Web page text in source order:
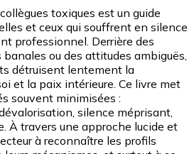
toxiques est un guide
et ceux qui souffrent en silence
professionnel. Derrière des
banales ou des attitudes ambiguës,
détruisent lentement la
et la paix intérieure. Ce livre met
souvent minimisées :
silence méprisant,
À travers une approche lucide et
à reconnaître les profils